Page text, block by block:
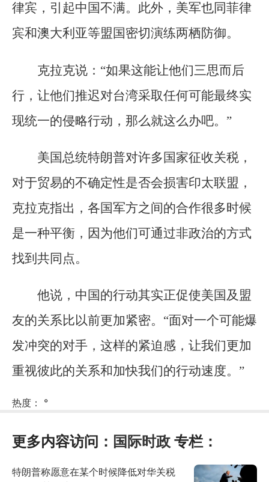
律宾，引起中国不满。此外，美军也同菲律
宾和澳大利亚等盟国密切演练两栖防御。
克拉克说：“如果这能让他们三思而后
行，让他们推迟对台湾采取任何可能最终实
现统一的侵略行动，那么就这么办吧。”
美国总统特朗普对许多国家征收关税，
对于贸易的不确定性是否会损害印太联盟，
克拉克指出，各国军方之间的合作很多时候
是一种平衡，因为他们可通过非政治的方式
找到共同点。
他说，中国的行动其实正促使美国及盟
友的关系比以前更加紧密。“面对一个可能爆
发冲突的对手，这样的紧迫感，让我们更加
重视彼此的关系和加快我们的行动速度。”
热度： °
更多内容访问： 国际时政 专栏：
特朗普称愿意在某个时候降低对华关税